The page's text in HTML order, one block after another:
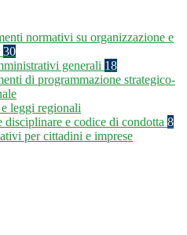
normativi su organizzazione e
30
generali 18
di programmazione strategico-
leggi regionali
disciplinare e codice di condotta 8
per cittadini e imprese